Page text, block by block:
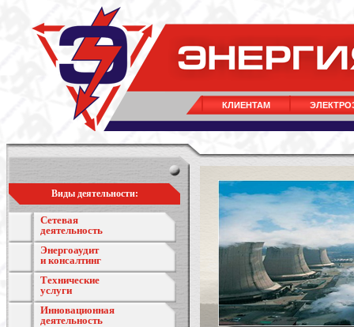
КЛИЕНТАМ
Виды деятельности:
Сетевая
деятельность
Энергоаудит
и консалтинг
Технические
услуги
Инновационная
деятельность